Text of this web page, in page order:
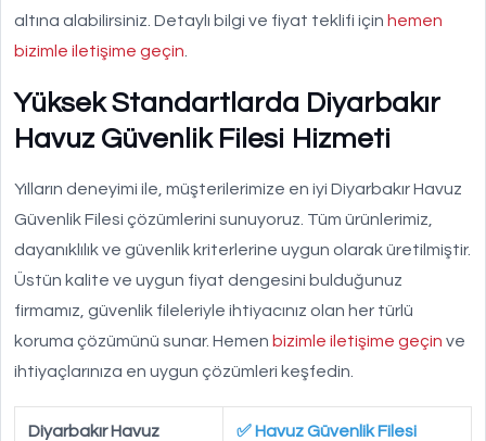
altına alabilirsiniz. Detaylı bilgi ve fiyat teklifi için hemen
bizimle iletişime geçin
Yüksek Standartlarda Diyarbakır
Havuz Güvenlik Filesi Hizmeti
Yılların deneyimi ile, müşterilerimize en iyi Diyarbakır Havuz
Güvenlik Filesi çözümlerini sunuyoruz. Tüm ürünlerimiz,
dayanıklılık ve güvenlik kriterlerine uygun olarak üretilmiştir.
Üstün kalite ve uygun fiyat dengesini bulduğunuz
firmamız, güvenlik fileleriyle ihtiyacınız olan her türlü
koruma çözümünü sunar. Hemen bizimle iletişime geçin ve
ihtiyaçlarınıza en uygun çözümleri keşfedin.
Diyarbakır Havuz
✅ Havuz Güvenlik Filesi